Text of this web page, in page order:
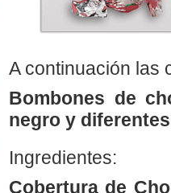
A continuación las
Bombones de
negro y
Ingredientes:
Cobertura de